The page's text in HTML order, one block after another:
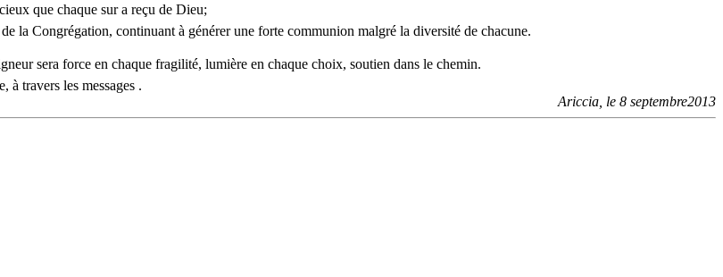
que chaque sur a reçu de Dieu;
la Congrégation, continuant à générer une forte communion malgré la diversité de chacune.
sera force en chaque fragilité, lumière en chaque choix, soutien dans le chemin.
travers les messages .
Ariccia, le 8 septembre2013